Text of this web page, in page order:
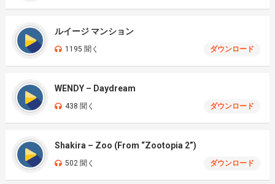
ルイージ マンション
1195 聞く ダウンロード
WENDY – Daydream
438 聞く ダウンロード
Shakira – Zoo (From “Zootopia 2”)
502 聞く ダウンロード